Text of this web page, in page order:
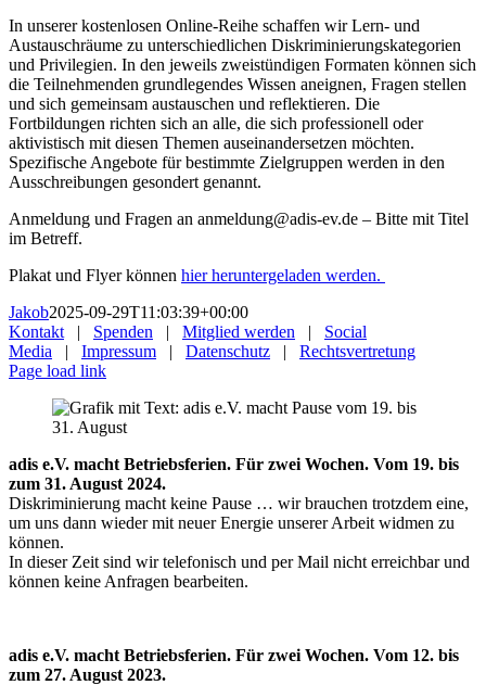
In unserer kostenlosen Online-Reihe schaffen wir Lern- und
Austauschräume zu unterschiedlichen Diskriminierungskategorien
und Privilegien. In den jeweils zweistündigen Formaten können sich
die Teilnehmenden grundlegendes Wissen aneignen, Fragen stellen
und sich gemeinsam austauschen und reflektieren. Die
Fortbildungen richten sich an alle, die sich professionell oder
aktivistisch mit diesen Themen auseinandersetzen möchten.
Spezifische Angebote für bestimmte Zielgruppen werden in den
Ausschreibungen gesondert genannt.
Anmeldung und Fragen an anmeldung@adis-ev.de – Bitte mit Titel
im Betreff.
Plakat und Flyer können hier heruntergeladen werden.
Jakob2025-09-29T11:03:39+00:00
Kontakt| Spenden | Mitglied werden | Social
Media | Impressum | Datenschutz | Rechtsvertretung
Page load link
adis e.V. macht Betriebsferien. Für zwei Wochen. Vom 19. bis
zum 31. August 2024.
Diskriminierung macht keine Pause … wir brauchen trotzdem eine,
um uns dann wieder mit neuer Energie unserer Arbeit widmen zu
können.
In dieser Zeit sind wir telefonisch und per Mail nicht erreichbar und
können keine Anfragen bearbeiten.
adis e.V. macht Betriebsferien. Für zwei Wochen. Vom 12. bis
zum 27. August 2023.